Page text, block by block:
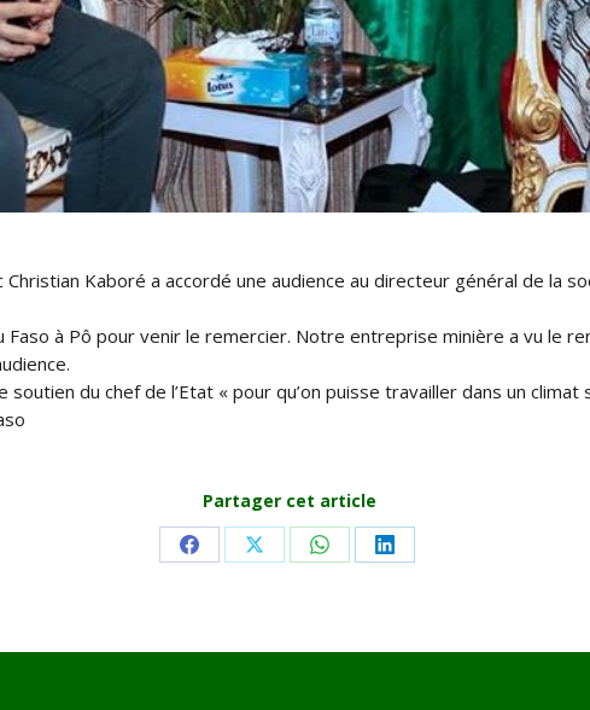
Kaboré a accordé une audience au directeur général de la
à Pô pour venir le remercier. Notre entreprise minière a vu le
du chef de l’Etat « pour qu’on puisse travailler dans un
Partager cet article
Share Share Share Share